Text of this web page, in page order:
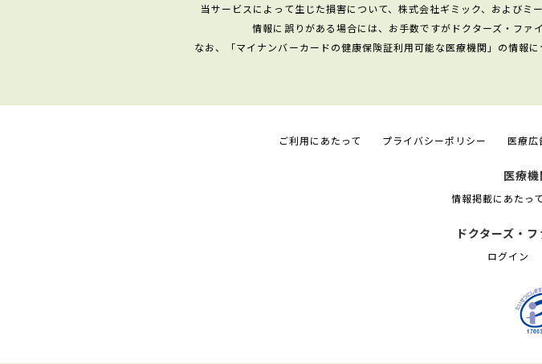
当サービスによって生じた損害について、株式会社ギミック、およびミ
情報に誤りがある場合には、お手数ですがドクターズ・ファ
なお、「マイナンバーカードの健康保険証利用可能な医療機関」の情報
ご利用にあたって プライバシーポリシー 医療広
医療
情報掲載にあたって
ドクターズ・
ログイン